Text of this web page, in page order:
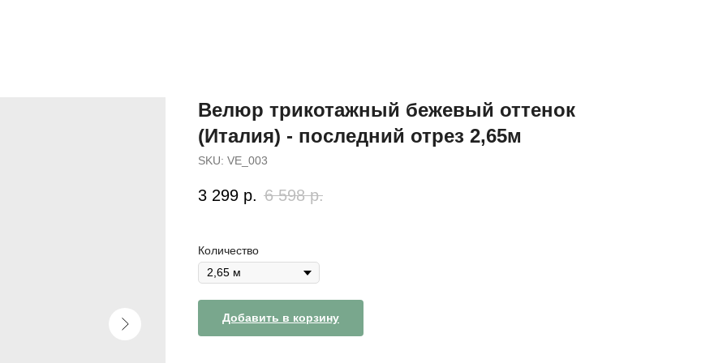
Велюр трикотажный бежевый оттенок
(Италия) - последний отрез 2,65м
SKU: VE_003
3 299 р. 6 598 р.
Количество
Добавить в корзину